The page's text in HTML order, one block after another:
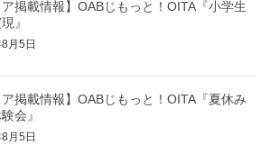
ア掲載情報】OABじもっと！OITA『小学生
』
月5日
ア掲載情報】OABじもっと！OITA『夏休み
会』
月5日